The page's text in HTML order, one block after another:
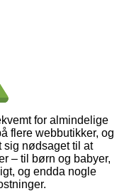
for almindelige
flere webbutikker, og
sig nødsaget til at
– til børn og babyer,
og endda nogle